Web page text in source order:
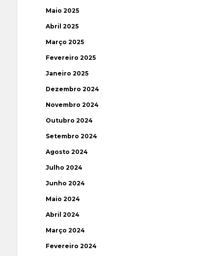
Maio 2025
Abril 2025
Março 2025
Fevereiro 2025
Janeiro 2025
Dezembro 2024
Novembro 2024
Outubro 2024
Setembro 2024
Agosto 2024
Julho 2024
Junho 2024
Maio 2024
Abril 2024
Março 2024
Fevereiro 2024